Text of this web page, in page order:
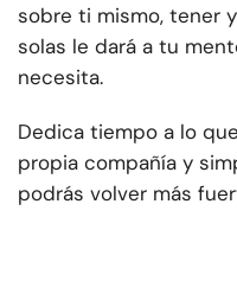
sobre ti mismo, tener
solas le dará a tu
necesita.
Dedica tiempo a lo
propia compañía y
podrás volver más